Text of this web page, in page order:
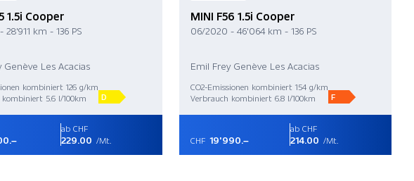
1.5i Cooper
km - 136 PS
Genève Les Acacias
kombiniert 126 g/km
5.6 l/100km
D
ab CHF
229.00 /Mt.
MINI F56 1.5i Cooper
06/2020 - 46'064 km - 136 PS
Emil Frey Genève Les Acacias
CO2-Emissionen kombiniert 154 g/km
Verbrauch kombiniert 6.8 l/100km
F
CHF 19'990.–
ab CHF
214.00 /Mt.